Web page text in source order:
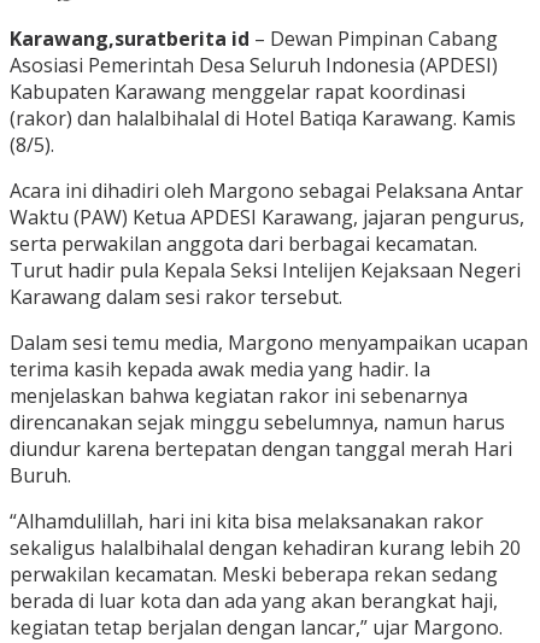
Karawang,suratberita id – Dewan Pimpinan Cabang
Asosiasi Pemerintah Desa Seluruh Indonesia (APDESI)
Kabupaten Karawang menggelar rapat koordinasi
(rakor) dan halalbihalal di Hotel Batiqa Karawang. Kamis
(8/5).
Acara ini dihadiri oleh Margono sebagai Pelaksana Antar
Waktu (PAW) Ketua APDESI Karawang, jajaran pengurus,
serta perwakilan anggota dari berbagai kecamatan.
Turut hadir pula Kepala Seksi Intelijen Kejaksaan Negeri
Karawang dalam sesi rakor tersebut.
Dalam sesi temu media, Margono menyampaikan ucapan
terima kasih kepada awak media yang hadir. Ia
menjelaskan bahwa kegiatan rakor ini sebenarnya
direncanakan sejak minggu sebelumnya, namun harus
diundur karena bertepatan dengan tanggal merah Hari
Buruh.
“Alhamdulillah, hari ini kita bisa melaksanakan rakor
sekaligus halalbihalal dengan kehadiran kurang lebih 20
perwakilan kecamatan. Meski beberapa rekan sedang
berada di luar kota dan ada yang akan berangkat haji,
kegiatan tetap berjalan dengan lancar,” ujar Margono.